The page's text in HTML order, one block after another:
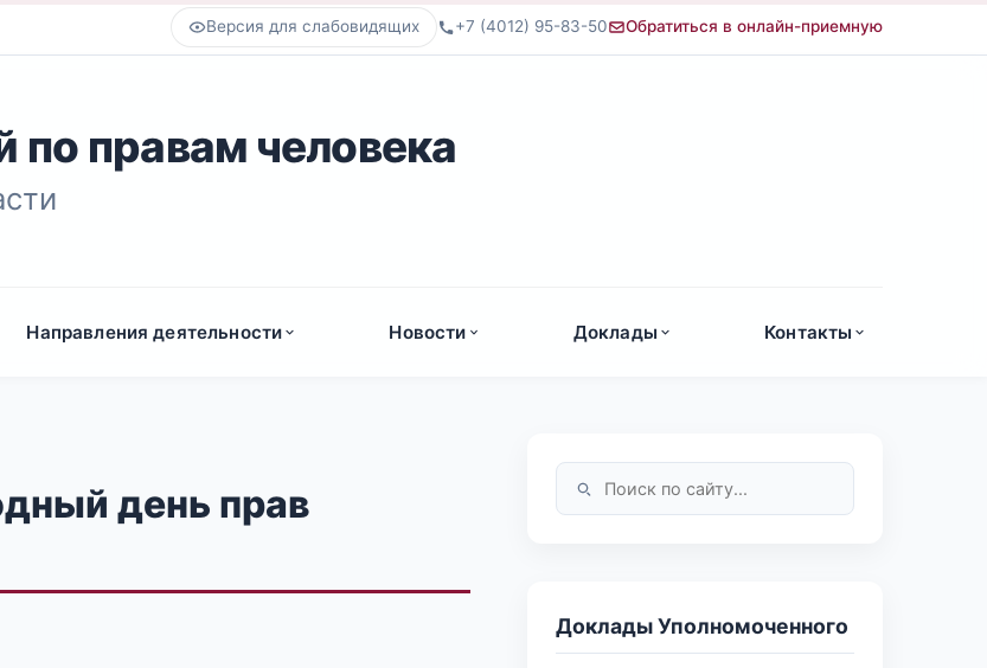
Версия для слабовидящих +7 (4012) 95-83-50 Обратиться в онлайн-приемную
правам человека
Направления деятельности Новости Доклады Контакты
день прав
Доклады Уполномоченного